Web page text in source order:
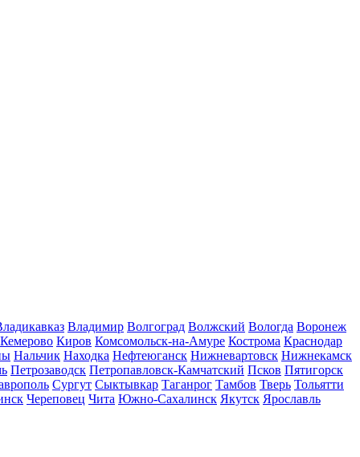
Владимир Волгоград Волжский Вологда Воронеж
Кемерово Киров Комсомольск-на-Амуре Кострома Краснодар
Нальчик Находка Нефтеюганск Нижневартовск Нижнекамск
Петрозаводск Петропавловск-Камчатский Псков Пятигорск
Сургут Сыктывкар Таганрог Тамбов Тверь Тольятти
Череповец Чита Южно-Сахалинск Якутск Ярославль